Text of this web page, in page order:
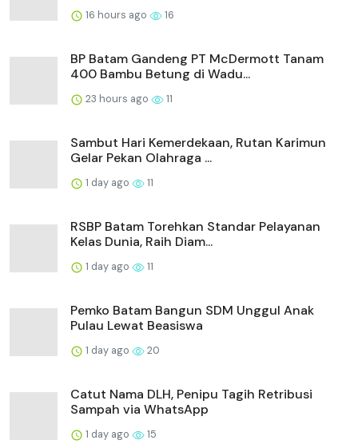
16 hours ago 16
BP Batam Gandeng PT McDermott Tanam
400 Bambu Betung di Wadu...
23 hours ago 11
Sambut Hari Kemerdekaan, Rutan Karimun
Gelar Pekan Olahraga ...
1 day ago 11
RSBP Batam Torehkan Standar Pelayanan
Kelas Dunia, Raih Diam...
1 day ago 11
Pemko Batam Bangun SDM Unggul Anak
Pulau Lewat Beasiswa
1 day ago 20
Catut Nama DLH, Penipu Tagih Retribusi
Sampah via WhatsApp
1 day ago 15